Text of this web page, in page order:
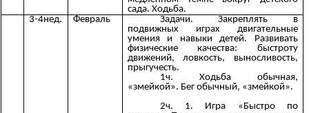
сада. Ходьба.
3-4нед.
Февраль
Задачи. Закреплять в
подвижных играх двигательные
умения и навыки детей. Развивать
физические качества: быстроту
движений, ловкость, выносливость,
прыгучесть.
1ч. Ходьба обычная,
«змейкой». Бег обычный, «змейкой».
2ч. 1. Игра «Быстро по